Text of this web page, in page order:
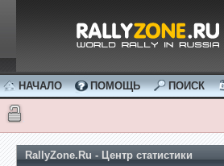
НАЧАЛО ПОМОЩЬ ПОИСК
RallyZone.Ru - Центр статистики